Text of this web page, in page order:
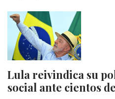
Lula reivindica su
social ante cientos